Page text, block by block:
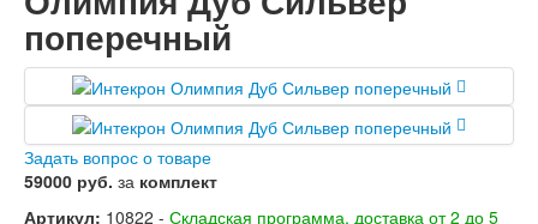
Флагман
Электрозамок Смарт
Заводские двери
Двери Лабиринт
Лабиринт Аляска Лайт
Лабиринт Арт
Лабиринт Атлантик
Лабиринт Бетон
Лабиринт Верса
поперечный
Задать вопрос о товаре
59000 руб. за комплект
Артикул: 10822 - Складская программа, доставка от 2 до 5